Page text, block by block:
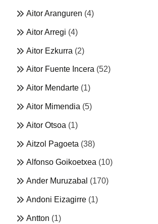
Aitor Aranguren (4)
Aitor Arregi (4)
Aitor Ezkurra (2)
Aitor Fuente Incera (52)
Aitor Mendarte (1)
Aitor Mimendia (5)
Aitor Otsoa (1)
Aitzol Pagoeta (38)
Alfonso Goikoetxea (10)
Ander Muruzabal (170)
Andoni Eizagirre (1)
Antton (1)